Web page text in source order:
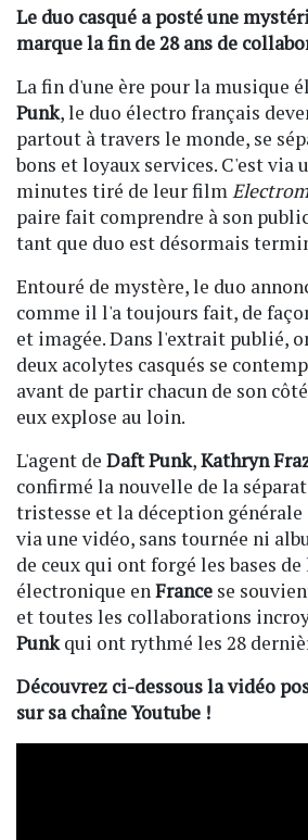
Le duo casqué a posté une
marque la fin de 28 ans de
La fin d'une ère pour la musique
Punk, le duo électro français
partout à travers le monde, se
bons et loyaux services. C'est via
minutes tiré de leur film
paire fait comprendre à son
tant que duo est désormais
Entouré de mystère, le duo
comme il l'a toujours fait, de
et imagée. Dans l'extrait publié,
deux acolytes casqués se
avant de partir chacun de son
eux explose au loin.
L'agent de DaftPunk,Kathryn
confirmé la nouvelle de la
tristesse et la déception générale
via une vidéo, sans tournée ni
de ceux qui ont forgé les bases
électronique enFrance se
et toutes les collaborations
Punkqui ont rythmé les 28
Découvrez ci-dessous la vidéo
sur sa chaîne Youtube !